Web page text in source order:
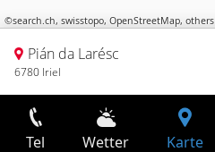
©search.ch, swisstopo, OpenStreetMap, others
Pián da Larésc
6780 Iriel
Tel Wetter Karte